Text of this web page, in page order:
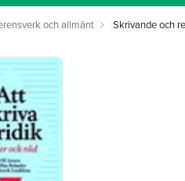
och allmänt Skrivande och